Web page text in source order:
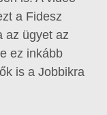
a Fidesz
az ügyet az
ez inkább
is a Jobbikra